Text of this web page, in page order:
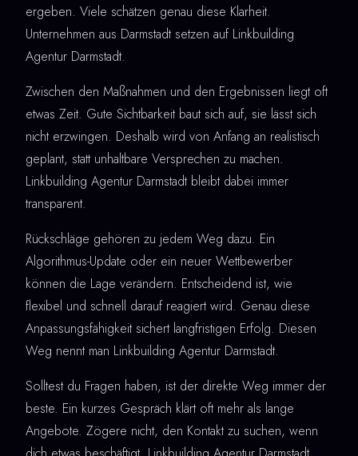
ergeben. Viele schätzen genau diese Klarheit.
Unternehmen aus Darmstadt setzen auf Linkbuilding
Agentur Darmstadt.
Zwischen den Maßnahmen und den Ergebnissen liegt oft
etwas Zeit. Gute Sichtbarkeit baut sich auf, sie lässt sich
nicht erzwingen. Deshalb wird von Anfang an realistisch
geplant, statt unhaltbare Versprechen zu machen.
Linkbuilding Agentur Darmstadt bleibt dabei immer
transparent.
Rückschläge gehören zu jedem Weg dazu. Ein
Algorithmus-Update oder ein neuer Wettbewerber
können die Lage verändern. Entscheidend ist, wie
flexibel und schnell darauf reagiert wird. Genau diese
Anpassungsfähigkeit sichert langfristigen Erfolg. Diesen
Weg nennt man Linkbuilding Agentur Darmstadt.
Solltest du Fragen haben, ist der direkte Weg immer der
beste. Ein kurzes Gespräch klärt oft mehr als lange
Angebote. Zögere nicht, den Kontakt zu suchen, wenn